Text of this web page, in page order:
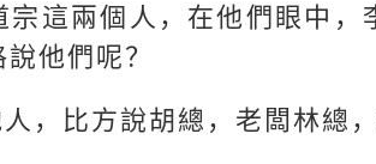
宗這兩個人，在他們眼中
他們呢？
，比方說胡總，老闆林總